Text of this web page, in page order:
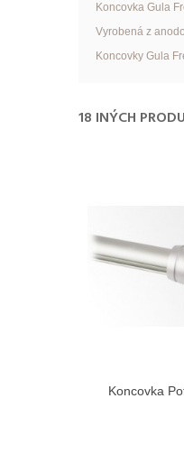
Koncovka Gula
Vyrobená z
Koncovky Gula
18 INÝCH
Koncovka